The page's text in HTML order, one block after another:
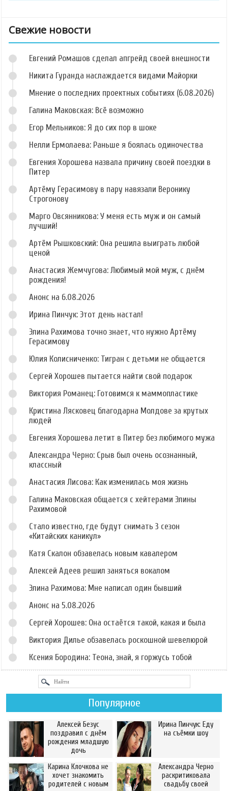
Свежие новости
Евгений Ромашов сделал апгрейд своей внешности
Никита Гуранда наслаждается видами Майорки
Мнение о последних проектных событиях (6.08.2026)
Галина Маковская: Всё возможно
Егор Мельников: Я до сих пор в шоке
Нелли Ермолаева: Раньше я боялась одиночества
Евгения Хорошева назвала причину своей поездки в
Питер
Артёму Герасимову в пару навязали Веронику
Строгонову
Марго Овсянникова: У меня есть муж и он самый
лучший!
Артём Рышковский: Она решила выиграть любой
ценой
Анастасия Жемчугова: Любимый мой муж, с днём
рождения!
Анонс на 6.08.2026
Ирина Пинчук: Этот день настал!
Элина Рахимова точно знает, что нужно Артёму
Герасимову
Юлия Колисниченко: Тигран с детьми не общается
Сергей Хорошев пытается найти свой подарок
Виктория Романец: Готовимся к маммопластике
Кристина Лясковец благодарна Молдове за крутых
людей
Евгения Хорошева летит в Питер без любимого мужа
Александра Черно: Срыв был очень осознанный,
классный
Анастасия Лисова: Как изменилась моя жизнь
Галина Маковская общается с хейтерами Элины
Рахимовой
Стало известно, где будут снимать 3 сезон
«Китайских каникул»
Катя Скалон обзавелась новым кавалером
Алексей Адеев решил заняться вокалом
Элина Рахимова: Мне написал один бывший
Анонс на 5.08.2026
Сергей Хорошев: Она остаётся такой, какая и была
Виктория Дилье обзавелась роскошной шевелюрой
Ксения Бородина: Теона, знай, я горжусь тобой
Популярное
Алексей Безус
поздравил с днём
рождения младшую
дочь
Ирина Пинчук: Еду
на съёмки шоу
Карина Клочкова не
хочет знакомить
родителей с новым
Александра Черно
раскритиковала
свадьбу своей